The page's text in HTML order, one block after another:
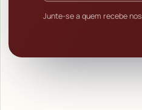
Junte-se a quem recebe